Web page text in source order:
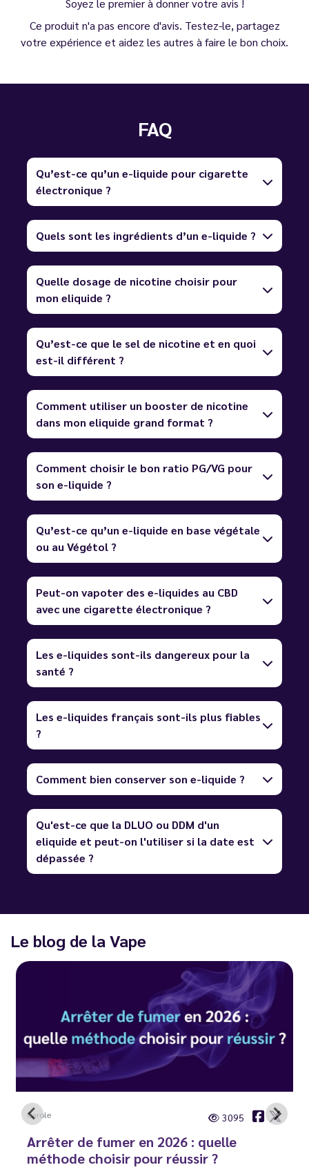
Soyez le premier à donner votre avis !
Ce produit n'a pas encore d'avis. Testez-le, partagez
votre expérience et aidez les autres à faire le bon choix.
FAQ
Qu’est-ce qu’un e-liquide pour cigarette
électronique ?
Quels sont les ingrédients d’un e-liquide ?
Quelle dosage de nicotine choisir pour
mon eliquide ?
Qu’est-ce que le sel de nicotine et en quoi
est-il différent ?
Comment utiliser un booster de nicotine
dans mon eliquide grand format ?
Comment choisir le bon ratio PG/VG pour
son e-liquide ?
Qu’est-ce qu’un e-liquide en base végétale
ou au Végétol ?
Peut-on vapoter des e-liquides au CBD
avec une cigarette électronique ?
Les e-liquides sont-ils dangereux pour la
santé ?
Les e-liquides français sont-ils plus fiables
?
Comment bien conserver son e-liquide ?
Qu'est-ce que la DLUO ou DDM d'un
eliquide et peut-on l'utiliser si la date est
dépassée ?
Le blog de la Vape
Carole 3095
Arrêter de fumer en 2026 : quelle
méthode choisir pour réussir ?